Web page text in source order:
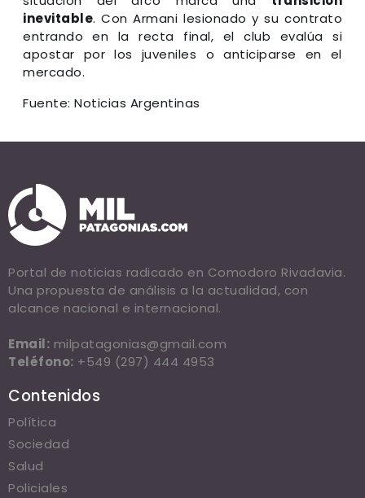
inevitable. Con Armani lesionado y su contrato
entrando en la recta final, el club evalúa si
apostar por los juveniles o anticiparse en el
mercado.
Fuente: Noticias Argentinas
Portal de noticias radicado en Comodoro Rivadavia.
Una propuesta de análisis a la actualidad, con
alcance nacional e internacional.
Email: milpatagonias@gmail.com
Teléfono: +549 (297) 444 4953
Contenidos
Política
Sociedad
Salud
Policiales